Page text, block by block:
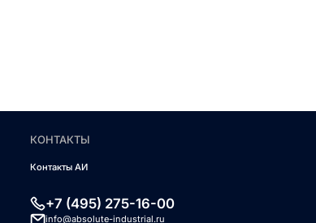
КОНТАКТЫ
Контакты АИ
+7 (495) 275-16-00
info@absolute-industrial.ru